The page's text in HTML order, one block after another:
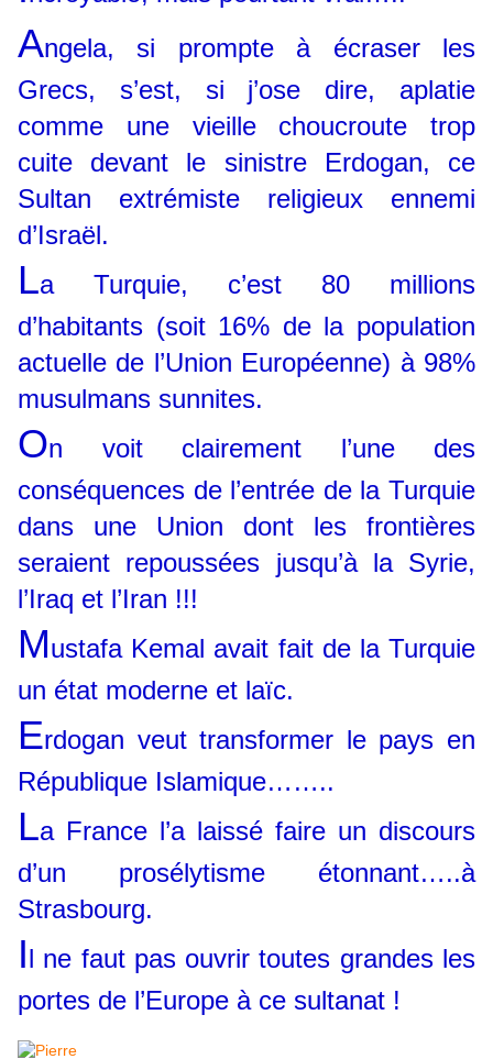
Angela, si prompte à écraser les
Grecs, s’est, si j’ose dire, aplatie
comme une vieille choucroute trop
cuite devant le sinistre Erdogan, ce
Sultan extrémiste religieux ennemi
d’Israël.
La Turquie, c’est 80 millions
d’habitants (soit 16% de la population
actuelle de l’Union Européenne) à 98%
musulmans sunnites.
On voit clairement l’une des
conséquences de l’entrée de la Turquie
dans une Union dont les frontières
seraient repoussées jusqu’à la Syrie,
l’Iraq et l’Iran !!!
Mustafa Kemal avait fait de la Turquie
un état moderne et laïc.
Erdogan veut transformer le pays en
République Islamique……..
La France l’a laissé faire un discours
d’un prosélytisme étonnant…..à
Strasbourg.
Il ne faut pas ouvrir toutes grandes les
portes de l’Europe à ce sultanat !